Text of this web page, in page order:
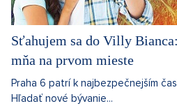
Sťahujem sa do Villy
mňa na prvom mieste
Praha 6 patrí k najbezpečnejším
Hľadať nové bývanie...